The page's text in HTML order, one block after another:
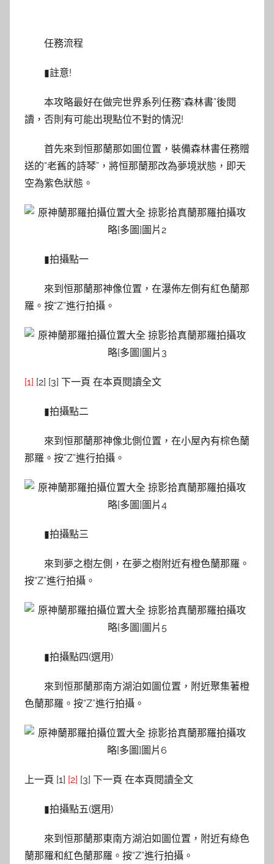
任務流程
▮註意!
本攻略最好在做完世界系列任務“森林書”後閱
讀，否則有可能出現點位不對的情況!
首先來到恒那蘭那如圖位置，裝備森林書任務贈
送的“老舊的詩琴”，將恒那蘭那改為夢境狀態，即天
空為紫色狀態。
▮拍攝點一
來到恒那蘭那神像位置，在瀑佈左側有紅色蘭那
羅。按“Z”進行拍攝。
[1] [2] [3] 下一頁 在本頁閱讀全文
▮拍攝點二
來到恒那蘭那神像北側位置，在小屋內有棕色蘭
那羅。按“Z”進行拍攝。
▮拍攝點三
來到夢之樹左側，在夢之樹附近有橙色蘭那羅。
按“Z”進行拍攝。
▮拍攝點四(選用)
來到恒那蘭那南方湖泊如圖位置，附近聚集著橙
色蘭那羅。按“Z”進行拍攝。
上一頁 [1] [2] [3] 下一頁 在本頁閱讀全文
▮拍攝點五(選用)
來到恒那蘭那東南方湖泊如圖位置，附近有綠色
蘭那羅和紅色蘭那羅。按“Z”進行拍攝。